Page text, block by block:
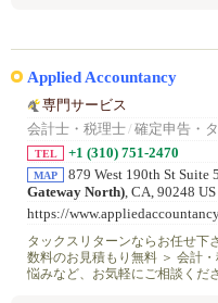
Applied Accountancy
専門サービス
会計士・税理士/ 確定申告・
TEL +1 (310) 751-2470
MAP 879 West 190th St Suite
Gateway North), CA, 90248 US
https://
タックスリターンならお任せ下
数料のお見積もり無料 ＞ 会計
悩みなど、お気軽にご相談くだ